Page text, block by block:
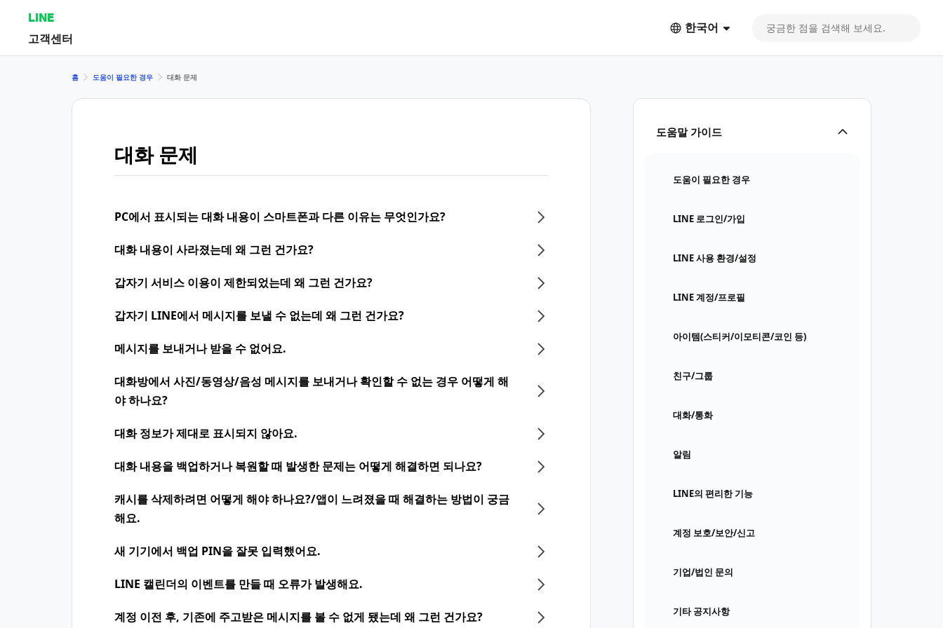
LINE
고객센터
한국어
도움말 가이드
도움이 필요한 경우
LINE 로그인/가입
LINE 사용 환경/설정
LINE 계정/프로필
아이템(스티커/이모티콘/코인 등)
친구/그룹
대화/통화
알림
LINE의 편리한 기능
계정 보호/보안/신고
기업/법인 문의
기타 공지사항
홈 도움이 필요한 경우 대화 문제
대화 문제
PC에서 표시되는 대화 내용이 스마트폰과 다른 이유는 무엇인가요?
대화 내용이 사라졌는데 왜 그런 건가요?
갑자기 서비스 이용이 제한되었는데 왜 그런 건가요?
갑자기 LINE에서 메시지를 보낼 수 없는데 왜 그런 건가요?
메시지를 보내거나 받을 수 없어요.
대화방에서 사진/동영상/음성 메시지를 보내거나 확인할 수 없는 경우 어떻게 해
야 하나요?
대화 정보가 제대로 표시되지 않아요.
대화 내용을 백업하거나 복원할 때 발생한 문제는 어떻게 해결하면 되나요?
캐시를 삭제하려면 어떻게 해야 하나요?/앱이 느려졌을 때 해결하는 방법이 궁금
해요.
새 기기에서 백업 PIN을 잘못 입력했어요.
LINE 캘린더의 이벤트를 만들 때 오류가 발생해요.
계정 이전 후, 기존에 주고받은 메시지를 볼 수 없게 됐는데 왜 그런 건가요?